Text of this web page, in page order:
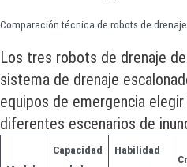
Comparación técnica de robots de drenaje
Los tres robots de drenaje
sistema de drenaje
equipos de emergencia
diferentes escenarios de
Capacidad
Habilidad